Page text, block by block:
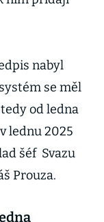
nabyl
se měl
od ledna
lednu 2025
šéf Svazu
Prouza.